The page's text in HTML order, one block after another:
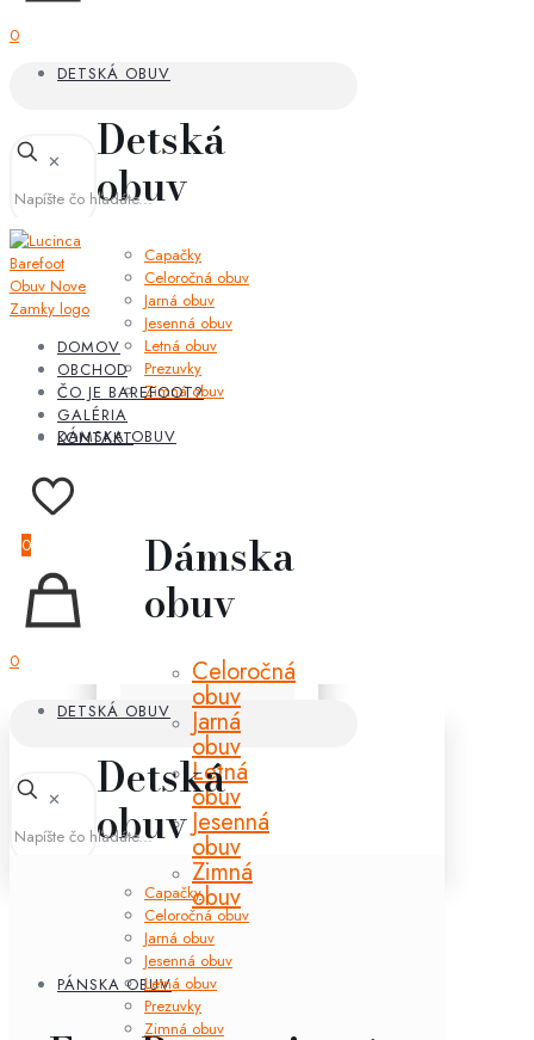
0
DETSKÁ OBUV
Detská
obuv
Capačky
Celoročná obuv
Jarná obuv
Jesenná obuv
Letná obuv
Prezuvky
Zimná obuv
DÁMSKA OBUV
Dámska
obuv
Celoročná
obuv
Jarná
obuv
Letná
obuv
Jesenná
obuv
Zimná
obuv
PÁNSKA OBUV
✕
DOMOV
OBCHOD
ČO JE BAREFOOT?
GALÉRIA
KONTAKT
0
0
DETSKÁ OBUV
Detská
obuv
Capačky
Celoročná obuv
Jarná obuv
Jesenná obuv
Letná obuv
Prezuvky
Zimná obuv
✕